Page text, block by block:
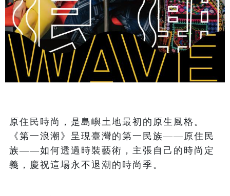
原住民時尚，是島嶼土地最初的原生風格。
《第一浪潮》呈現臺灣的第一民族——原住民
族——如何透過時裝藝術，主張自己的時尚定
義，慶祝這場永不退潮的時尚季。